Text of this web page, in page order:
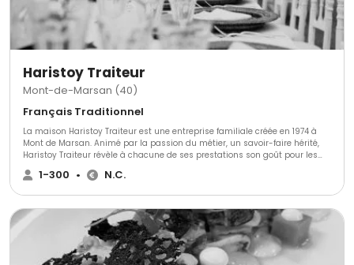
Haristoy Traiteur
Mont-de-Marsan (40)
Français Traditionnel
La maison Haristoy Traiteur est une entreprise familiale créée en 1974 à
Mont de Marsan. Animé par la passion du métier, un savoir-faire hérité,
Haristoy Traiteur révèle à chacune de ses prestations son goût pour les
bonnes choses et son envie de les faire partager avec professionnalisme
et générosité.
1-300 • N.C.